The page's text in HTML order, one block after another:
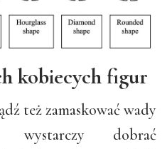
kobiecych figur
też zamaskować wady
wystarczy dobrać